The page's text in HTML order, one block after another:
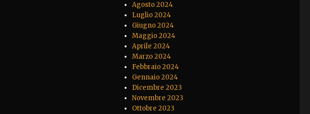
Agosto 2024
Luglio 2024
Giugno 2024
Maggio 2024
Aprile 2024
Marzo 2024
Febbraio 2024
Gennaio 2024
Dicembre 2023
Novembre 2023
Ottobre 2023